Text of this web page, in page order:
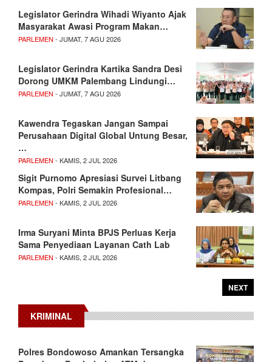
Legislator Gerindra Wihadi Wiyanto Ajak
Masyarakat Awasi Program Makan…
PARLEMEN - JUMAT, 7 AGU 2026
Legislator Gerindra Kartika Sandra Desi
Dorong UMKM Palembang Lindungi…
PARLEMEN - JUMAT, 7 AGU 2026
Kawendra Tegaskan Jangan Sampai
Perusahaan Digital Global Untung Besar,
…
PARLEMEN - KAMIS, 2 JUL 2026
Sigit Purnomo Apresiasi Survei Litbang
Kompas, Polri Semakin Profesional…
PARLEMEN - KAMIS, 2 JUL 2026
Irma Suryani Minta BPJS Perluas Kerja
Sama Penyediaan Layanan Cath Lab
PARLEMEN - KAMIS, 2 JUL 2026
NEXT
KRIMINAL
Polres Bondowoso Amankan Tersangka